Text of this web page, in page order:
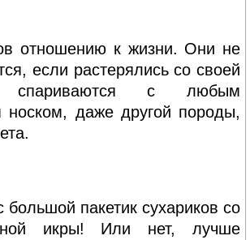
отношению к жизни. Они не
если растерялись со своей
с любым
носком, даже другой породы,
большой пакетик сухариков со
икры! Или нет, лучше